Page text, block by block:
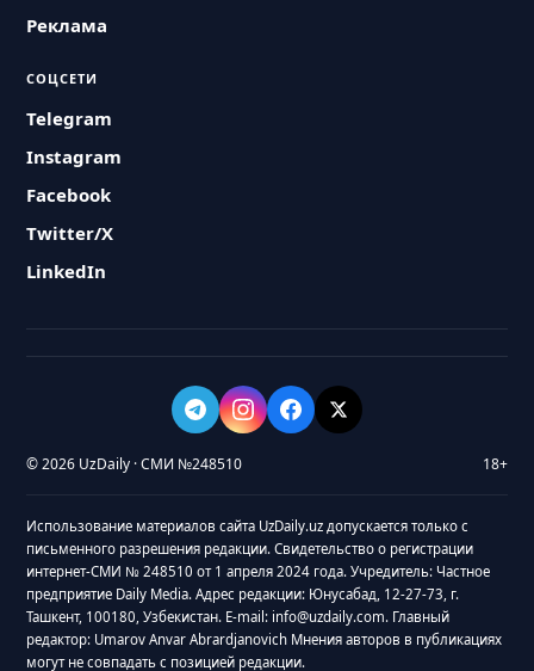
Реклама
СОЦСЕТИ
Telegram
Instagram
Facebook
Twitter/X
LinkedIn
© 2026 UzDaily · СМИ №248510 18+
Использование материалов сайта UzDaily.uz допускается только с
письменного разрешения редакции. Свидетельство о регистрации
интернет-СМИ № 248510 от 1 апреля 2024 года. Учредитель: Частное
предприятие Daily Media. Адрес редакции: Юнусабад, 12-27-73, г.
Ташкент, 100180, Узбекистан. E-mail: info@uzdaily.com. Главный
редактор: Umarov Anvar Abrardjanovich Мнения авторов в публикациях
могут не совпадать с позицией редакции.